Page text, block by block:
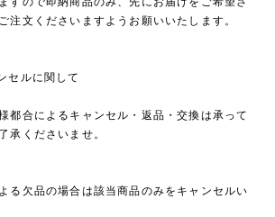
注文くださいますようお願いいたします。
セルに関して
都合によるキャンセル・返品・交換は承って
承くださいませ。
る欠品の場合は該当商品のみをキャンセルい